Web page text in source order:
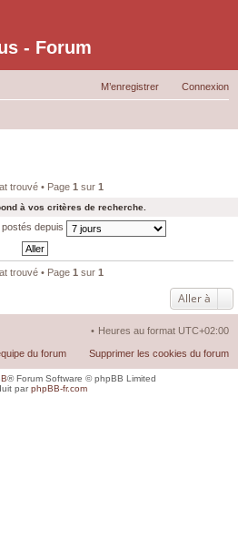
- Forum
Connexion
M’enregistrer
trouvé • Page 1 sur 1
à vos critères de recherche.
depuis
trouvé • Page 1 sur 1
Aller à
Heures au format UTC+02:00
Supprimer les cookies du forum
du forum
® Forum Software © phpBB Limited
parphpBB-fr.com